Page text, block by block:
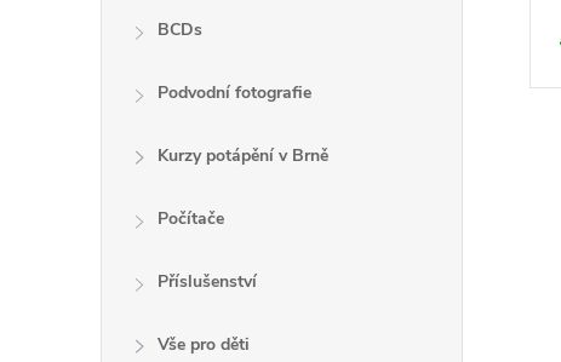
BCDs
Podvodní fotografie
Kurzy potápění v Brně
Počítače
Příslušenství
Vše pro děti